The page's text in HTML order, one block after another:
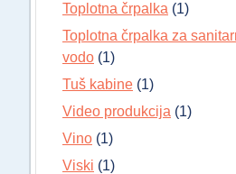
Toplotna črpalka (1)
Toplotna črpalka za
vodo (1)
Tuš kabine (1)
Video produkcija (1)
Vino (1)
Viski (1)